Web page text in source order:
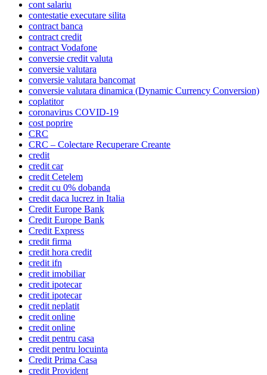
cont salariu
contestatie executare silita
contract banca
contract credit
contract Vodafone
conversie credit valuta
conversie valutara
conversie valutara bancomat
conversie valutara dinamica (Dynamic Currency Conversion)
coplatitor
coronavirus COVID-19
cost poprire
CRC
CRC – Colectare Recuperare Creante
credit
credit car
credit Cetelem
credit cu 0% dobanda
credit daca lucrez in Italia
Credit Europe Bank
Credit Europe Bank
Credit Express
credit firma
credit hora credit
credit ifn
credit imobiliar
credit ipotecar
credit ipotecar
credit neplatit
credit online
credit online
credit pentru casa
credit pentru locuinta
Credit Prima Casa
credit Provident